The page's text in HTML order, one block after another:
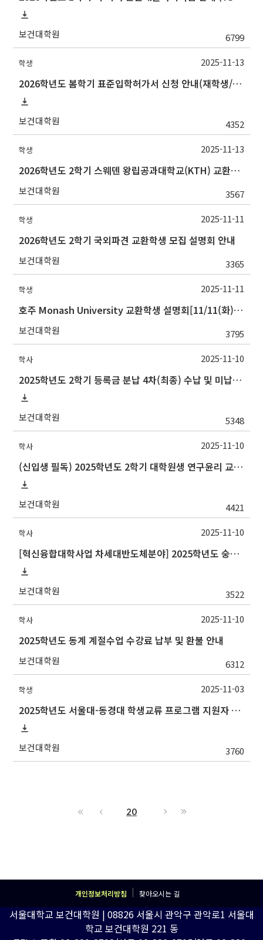
보건대학원 6799
학생
2026학년도 봄학기 표준입학허가서 신청 안내(재학생/복학생/연구생)
보건대학원 4352
2025-11-13
학생
2026학년도 2학기 스웨덴 왕립공과대학교(KTH) 교환학생 모집 설명회 안내
보건대학원 3567
2025-11-13
학생
2026학년도 2학기 국외파견 교환학생 모집 설명회 안내
보건대학원 3365
2025-11-11
학생
호주 Monash University 교환학생 설명회[11/11(화) 오후 3시]
보건대학원 3795
2025-11-11
학사
2025학년도 2학기 등록금 분납 4차(최종) 수납 및 미납자 제적 예정 안내
보건대학원 5348
2025-11-10
학사
(신입생 필독) 2025학년도 2학기 대학원생 연구윤리 교육 기간 연장 알림
보건대학원 4421
2025-11-10
학사
[혁신융합대학사업 차세대반도체분야] 2025학년도 숭실대학교 동계 계절학기 교류 수학 안내
보건대학원 3522
2025-11-10
학사
2025학년도 동계 계절수업 수강료 납부 및 환불 안내
보건대학원 6312
2025-11-10
학생
2025학년도 서울대-동경대 학생교류 프로그램 지원자 모집(~11/14(금)까지)
보건대학원 3760
2025-11-03
20
개인정보처리방침 찾아오시는 길
서울대학교 보건대학원 | 08826 서울시 관악구 관악로1 서울대
학교 보건대학원 221 동